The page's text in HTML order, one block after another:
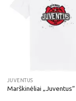
JUVENTUS
Marškinėliai „Juventus“